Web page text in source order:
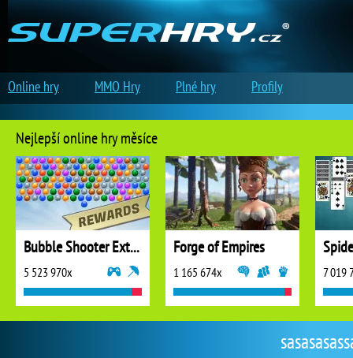
Nejlepší online hry měsíce
Bubble Shooter Extreme
5 523 970x
Forge of Empires
1 165 674x 7 019
Online hry MMO Hry Plné hry Profily